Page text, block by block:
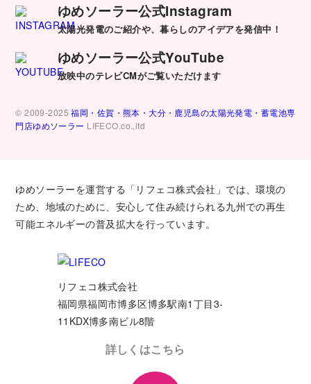
ゆめソーラー公式Instagram
太陽光発電のご紹介や、暮らしのアイデアを発信中！
ゆめソーラー公式YouTube
放映中のテレビCMがご覧いただけます
© 2009-2025福岡・佐賀・熊本・大分・鹿児島の太陽光発電・蓄電池専
門店ゆめソーラー LIFECO.co.,ltd
ゆめソーラーを運営する「リフェコ株式会社」では、環境の
ため、地域のために、安心して住み続けられる九州での再生
可能エネルギーの普及拡大を行っています。
リフェコ株式会社
福岡県福岡市博多区博多駅南1丁目3-
11KDX博多南ビル8階
詳しくはこちら